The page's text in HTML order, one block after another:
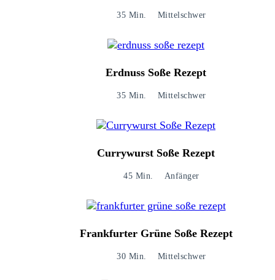
35 Min. Mittelschwer
Erdnuss Soße Rezept
35 Min. Mittelschwer
Currywurst Soße Rezept
45 Min. Anfänger
Frankfurter Grüne Soße Rezept
30 Min. Mittelschwer